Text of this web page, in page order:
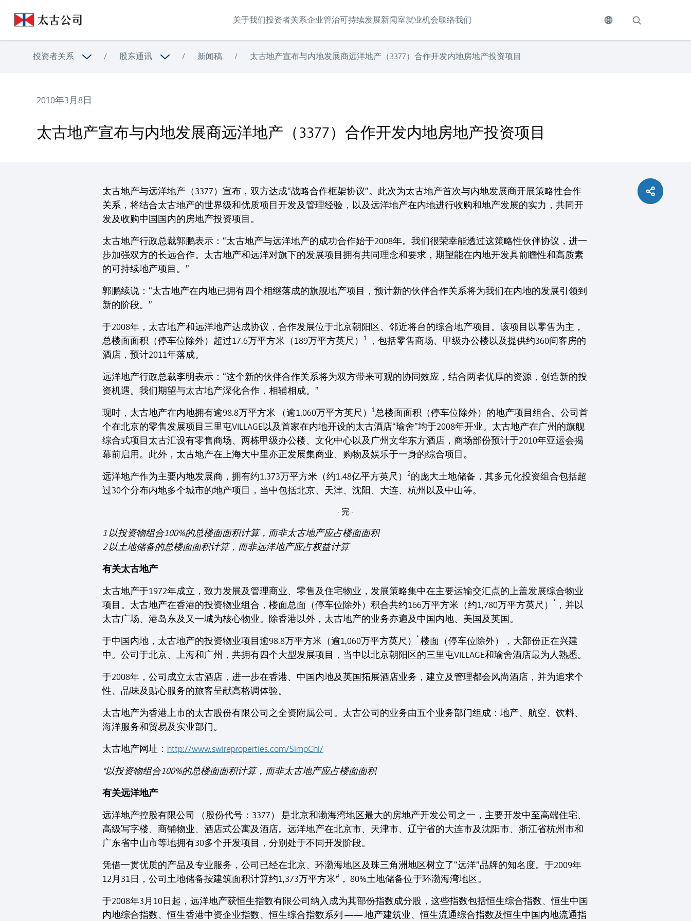
关于我们投资者关系企业管治可持续发展新闻室就业机会联络我们
投资者关系 / 股东通讯 / 新闻稿 / 太古地产宣布与内地发展商远洋地产（3377）合作开发内地房地产投资项目
2010年3月8日
太古地产宣布与内地发展商远洋地产（3377）合作开发内地房地产投资项目
太古地产与远洋地产（3377）宣布，双方达成“战略合作框架协议”。此次为太古地产首次与内地发展商开展策略性合作
关系，将结合太古地产的世界级和优质项目开发及管理经验，以及远洋地产在内地进行收购和地产发展的实力，共同开
发及收购中国国内的房地产投资项目。
太古地产行政总裁郭鹏表示：“太古地产与远洋地产的成功合作始于2008年。我们很荣幸能透过这策略性伙伴协议，进一
步加强双方的长远合作。太古地产和远洋对旗下的发展项目拥有共同理念和要求，期望能在内地开发具前瞻性和高质素
的可持续地产项目。”
郭鹏续说：“太古地产在内地已拥有四个相继落成的旗舰地产项目，预计新的伙伴合作关系将为我们在内地的发展引领到
新的阶段。”
于2008年，太古地产和远洋地产达成协议，合作发展位于北京朝阳区、邻近将台的综合地产项目。该项目以零售为主，
总楼面面积（停车位除外）超过17.6万平方米（189万平方英尺）
1
，包括零售商场、甲级办公楼以及提供约360间客房的
酒店，预计2011年落成。
远洋地产行政总裁李明表示：“这个新的伙伴合作关系将为双方带来可观的协同效应，结合两者优厚的资源，创造新的投
资机遇。我们期望与太古地产深化合作，相辅相成。”
现时，太古地产在内地拥有逾98.8万平方米 （逾1,060万平方英尺） 1总楼面面积（停车位除外）的地产项目组合。公司首
个在北京的零售发展项目三里屯VILLAGE以及首家在内地开设的太古酒店“瑜舍”均于2008年开业。太古地产在广州的旗舰
综合式项目太古汇设有零售商场、两栋甲级办公楼、文化中心以及广州文华东方酒店，商场部份预计于2010年亚运会揭
幕前启用。此外，太古地产在上海大中里亦正发展集商业、购物及娱乐于一身的综合项目。
远洋地产作为主要内地发展商，拥有约1,373万平方米（约1.48亿平方英尺） 2的庞大土地储备，其多元化投资组合包括超
过30个分布内地多个城市的地产项目，当中包括北京、天津、沈阳、大连、杭州以及中山等。
- 完 -
1 以投资物组合100%的总楼面面积计算，而非太古地产应占楼面面积
2 以土地储备的总楼面面积计算，而非远洋地产应占权益计算
有关太古地产
太古地产于1972年成立，致力发展及管理商业、零售及住宅物业，发展策略集中在主要运输交汇点的上盖发展综合物业
项目。太古地产在香港的投资物业组合，楼面总面（停车位除外）积合共约166万平方米（约1,780万平方英尺）
* ，并以
太古广场、港岛东及又一城为核心物业。除香港以外，太古地产的业务亦遍及中国内地、美国及英国。
于中国内地，太古地产的投资物业项目逾98.8万平方米（逾1,060万平方英尺） * 楼面（停车位除外），大部份正在兴建
中。公司于北京、上海和广州，共拥有四个大型发展项目，当中以北京朝阳区的三里屯VILLAGE和瑜舍酒店最为人熟悉。
于2008年，公司成立太古酒店，进一步在香港、中国内地及英国拓展酒店业务，建立及管理都会风尚酒店，并为追求个
性、品味及贴心服务的旅客呈献高格调体验。
太古地产为香港上市的太古股份有限公司之全资附属公司。太古公司的业务由五个业务部门组成：地产、航空、饮料、
海洋服务和贸易及实业部门。
太古地产网址： http://www.swireproperties.com/SimpChi/
*以投资物组合100%的总楼面面积计算，而非太古地产应占楼面面积
有关远洋地产
远洋地产控股有限公司 （股份代号：3377） 是北京和渤海湾地区最大的房地产开发公司之一，主要开发中至高端住宅、
高级写字楼、商铺物业、酒店式公寓及酒店。远洋地产在北京市、天津市、辽宁省的大连市及沈阳市、浙江省杭州市和
广东省中山市等地拥有30多个开发项目，分别处于不同开发阶段。
凭借一贯优质的产品及专业服务，公司已经在北京、环渤海地区及珠三角洲地区树立了“远洋”品牌的知名度。于2009年
12月31日，公司土地储备按建筑面积计算约1,373万平方米# ， 80%土地储备位于环渤海湾地区。
于2008年3月10日起，远洋地产获恒生指数有限公司纳入成为其部份指数成分股，这些指数包括恒生综合指数、恒生中国
内地综合指数、恒生香港中资企业指数、恒生综合指数系列 —— 地产建筑业、恒生流通综合指数及恒生中国内地流通指